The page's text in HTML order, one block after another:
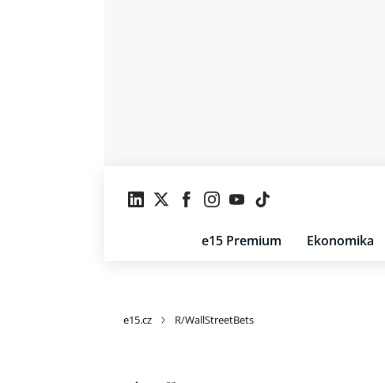
e15 Premium Ekonomika
e15.cz R/WallStreetBets